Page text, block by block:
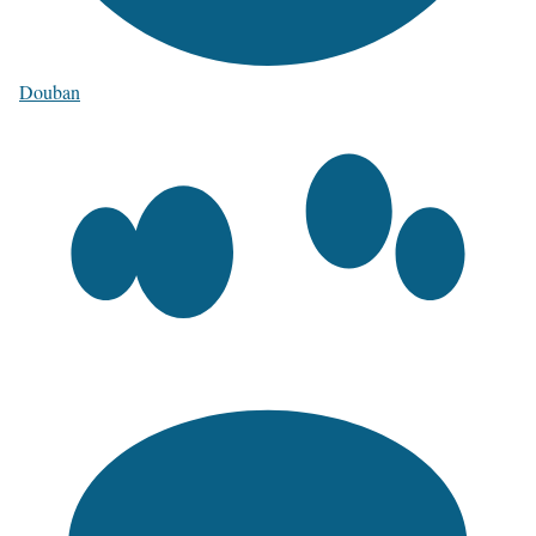
Douban